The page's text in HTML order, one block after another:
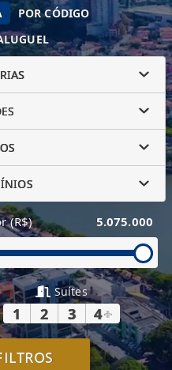
POR CÓDIGO
(R$) 5.075.000
Suítes
1 2 3 4+